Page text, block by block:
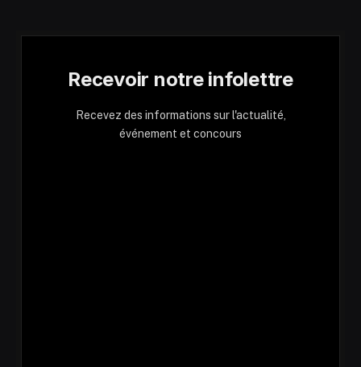
Recevoir notre infolettre
Recevez des informations sur l'actualité,
événement et concours